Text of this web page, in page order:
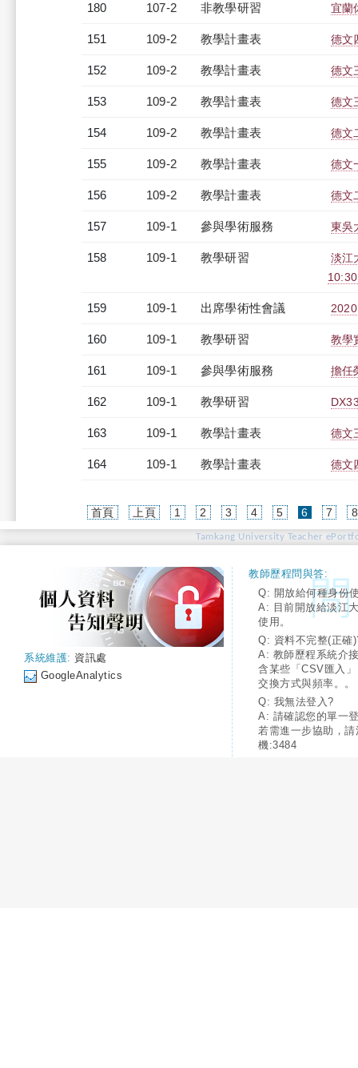
180 107-2 非教學研習 宜蘭
151 109-2 教學計畫表 德文
152 109-2 教學計畫表 德文
153 109-2 教學計畫表 德文
154 109-2 教學計畫表 德文
155 109-2 教學計畫表 德文
156 109-2 教學計畫表 德文
157 109-1 參與學術服務 東吳
158 109-1 教學研習
淡江
159 109-1 出席學術性會議
160 109-1 教學研習 教學
161 109-1 參與學術服務 擔任
162 109-1 教學研習
163 109-1 教學計畫表 德文
164 109-1 教學計畫表 德文
首頁 上頁 1 2 3 4 5 6(current)
7 8
Tamkang University Teacher
系統維護: 資訊處
GoogleAnalytics
教師歷程問與答:
Q: 開放給何種身份
A: 目前開放給淡江
使用。
Q: 資料不完整(正確
A: 教師歷程系統介
含某些「CSV匯入
交換方式與頻率。。
Q: 我無法登入?
A: 請確認您的單一
若需進一步協助，
機:3484